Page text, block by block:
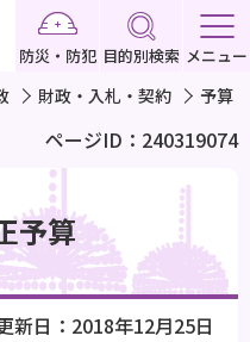
防災・防犯 目的別検索 メニュー
財政・入札・契約 予算
ページID：240319074
予算
新日：2018年12月25日